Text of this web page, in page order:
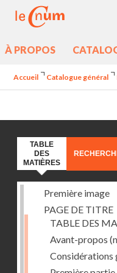
À PROPOS
Accueil Catalogue général
TABLE
DES
MATIÈRES
Première image
PAGE DE TITRE
TABLE DES
Avant-propos
Considérations